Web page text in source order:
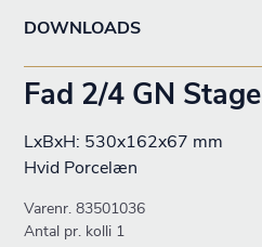
DOWNLOADS
Fad 2/4 GN Stage
LxBxH: 530x162x67 mm
Hvid Porcelæn
Varenr. 83501036
Antal pr. kolli 1